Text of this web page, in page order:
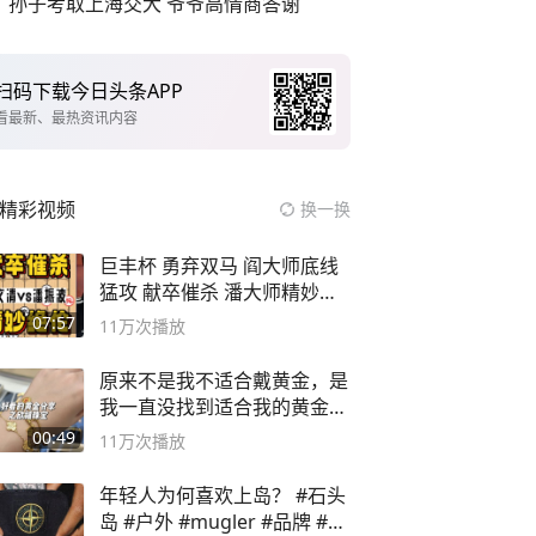
码下载今日头条APP
最新、最热资讯内容
精彩视频 换一换
07:57
巨丰杯 勇弃双马 阎大师底线
猛攻 献卒催杀 潘大师精妙入
局
11万次播放
00:49
原来不是我不适合戴黄金，是
我一直没找到适合我的黄金
😭
11万次播放
年轻人为何喜欢上岛？ #石头
岛 #户外 #mugler #品牌 #足